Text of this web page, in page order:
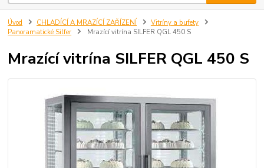
Úvod CHLADÍCÍ A MRAZÍCÍ ZAŘÍZENÍ
Vitríny a bufety
Panoramatické Silfer
Mrazící vitrína SILFER QGL 450 S
Mrazící vitrína SILFER QGL 450 S